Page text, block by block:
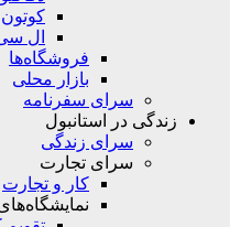
کوتون
ال سی
فروشگاه‌ها
بازار محلی
سرای سفرنامه
زندگی در استانبول
سرای زندگی
سرای تجارت
کار و تجارت
نمایشگاه‌های